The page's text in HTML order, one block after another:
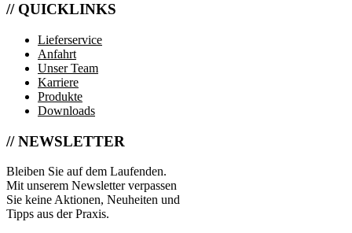
// QUICKLINKS
Lieferservice
Anfahrt
Unser Team
Karriere
Produkte
Downloads
// NEWSLETTER
Bleiben Sie auf dem Laufenden.
Mit unserem Newsletter verpassen
Sie keine Aktionen, Neuheiten und
Tipps aus der Praxis.